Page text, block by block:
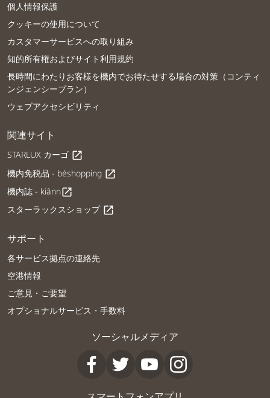
個人情報保護
クッキーの使用について
カスタマーサービスへの取り組み
知的所有権およびサイト利用規約
長時間にわたりお客様を機内でお待たせする場合の対策（コンティ
ンジェンシープラン）
ウェブアクセシビリティ
関連サイト
STARLUX カーゴ open_in_new
機内免税品 - béshopping open_in_new
機内誌 - kiânnopen_in_new
スターラックスショップ open_in_new
サポート
各サービス拠点の連絡先
空港情報
ご意見・ご要望
オプショナルサービス・手数料
ソーシャルメディア